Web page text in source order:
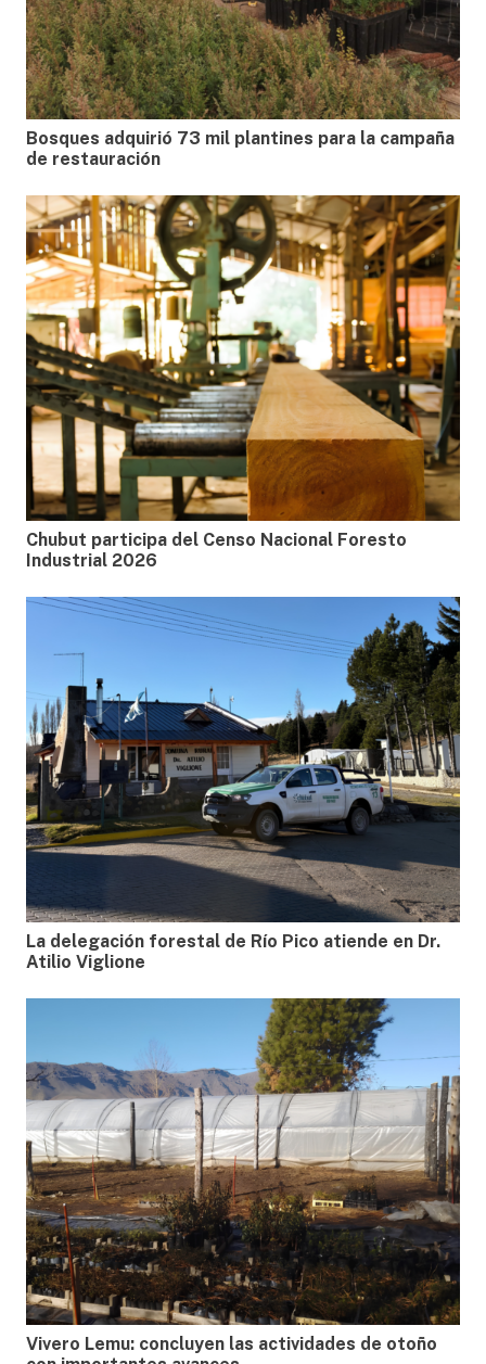
Bosques adquirió 73 mil plantines para la campaña
de restauración
Chubut participa del Censo Nacional Foresto
Industrial 2026
La delegación forestal de Río Pico atiende en Dr.
Atilio Viglione
Vivero Lemu: concluyen las actividades de otoño